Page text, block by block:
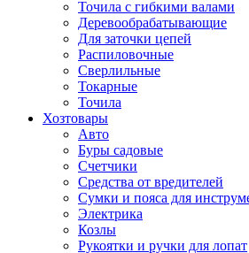
Точила с гибкими валами
Деревообрабатывающие
Для заточки цепей
Распиловочные
Сверлильные
Токарные
Точила
Хозтовары
Авто
Буры садовые
Счетчики
Средства от вредителей
Сумки и пояса для
Электрика
Козлы
Рукоятки и ручки для лопат